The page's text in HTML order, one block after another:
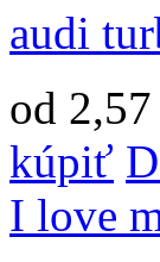
audi
od
kúpiť
I love